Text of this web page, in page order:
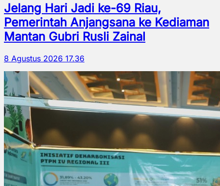
Jelang Hari Jadi ke-69 Riau,
Pemerintah Anjangsana ke Kediaman
Mantan Gubri Rusli Zainal
8 Agustus 2026 17.36